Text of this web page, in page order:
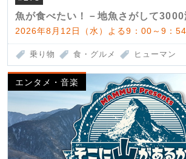
魚が食べたい！－地魚さがして3000
2026年8月12日（水）よる9：00～9：54
乗り物 食・グルメ ヒューマン
エンタメ・音楽